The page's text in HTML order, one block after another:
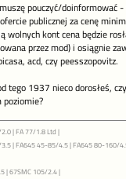
pouczyć/doinformować -
publicznej za cenę
wolnych kont cena będzie
przez mod) i osiągnie
acd, czy peesszopovitz.
tego 1937 nieco dorosłeś,
poziomie?
| FA 77/1.8 Ltd |
| FA645 45-85/4.5 | FA645 80-160/
| 67SMC 105/2.4 |